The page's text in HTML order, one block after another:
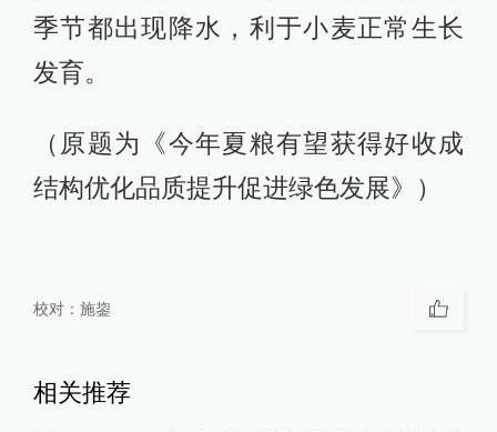
季节都出现降水，利于小麦正常生长
发育。
（原题为《今年夏粮有望获得好收成
结构优化品质提升促进绿色发展》）
校对： 施鋆
相关推荐